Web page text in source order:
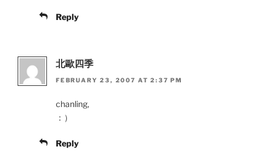
Reply
北歐四季
FEBRUARY 23, 2007 AT 2:37 PM
chanling,
：）
Reply